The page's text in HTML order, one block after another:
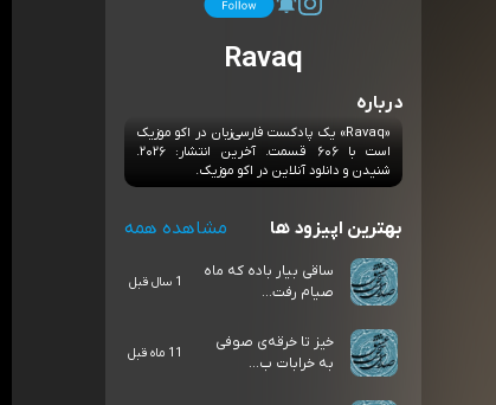
Ravaq
درباره
«Ravaq» یک پادکست فارسی‌زبان در اکو موزیک
است با ۶۰۶ قسمت. آخرین انتشار: ۲۰۲۶.
شنیدن و دانلود آنلاین در اکو موزیک.
بهترین اپیزود ها مشاهده همه
ساقی بیار باده که ماه
صیام رفت...
1 سال قبل
خیز تا خرقه‌ی صوفی
به خرابات ب...
11 ماه قبل